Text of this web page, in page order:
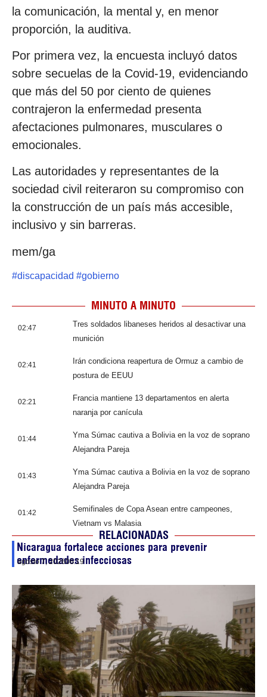
la comunicación, la mental y, en menor
proporción, la auditiva.
Por primera vez, la encuesta incluyó datos
sobre secuelas de la Covid-19, evidenciando
que más del 50 por ciento de quienes
contrajeron la enfermedad presenta
afectaciones pulmonares, musculares o
emocionales.
Las autoridades y representantes de la
sociedad civil reiteraron su compromiso con
la construcción de un país más accesible,
inclusivo y sin barreras.
mem/ga
#discapacidad #gobierno
MINUTO A MINUTO
02:47
Tres soldados libaneses heridos al desactivar una
munición
02:41
Irán condiciona reapertura de Ormuz a cambio de
postura de EEUU
02:21
Francia mantiene 13 departamentos en alerta
naranja por canícula
01:44
Yma Súmac cautiva a Bolivia en la voz de soprano
Alejandra Pareja
01:43
Yma Súmac cautiva a Bolivia en la voz de soprano
Alejandra Pareja
01:42
Semifinales de Copa Asean entre campeones,
Vietnam vs Malasia
RELACIONADAS
Nicaragua fortalece acciones para prevenir
enfermedades infecciosas
agosto 7, 202606:19